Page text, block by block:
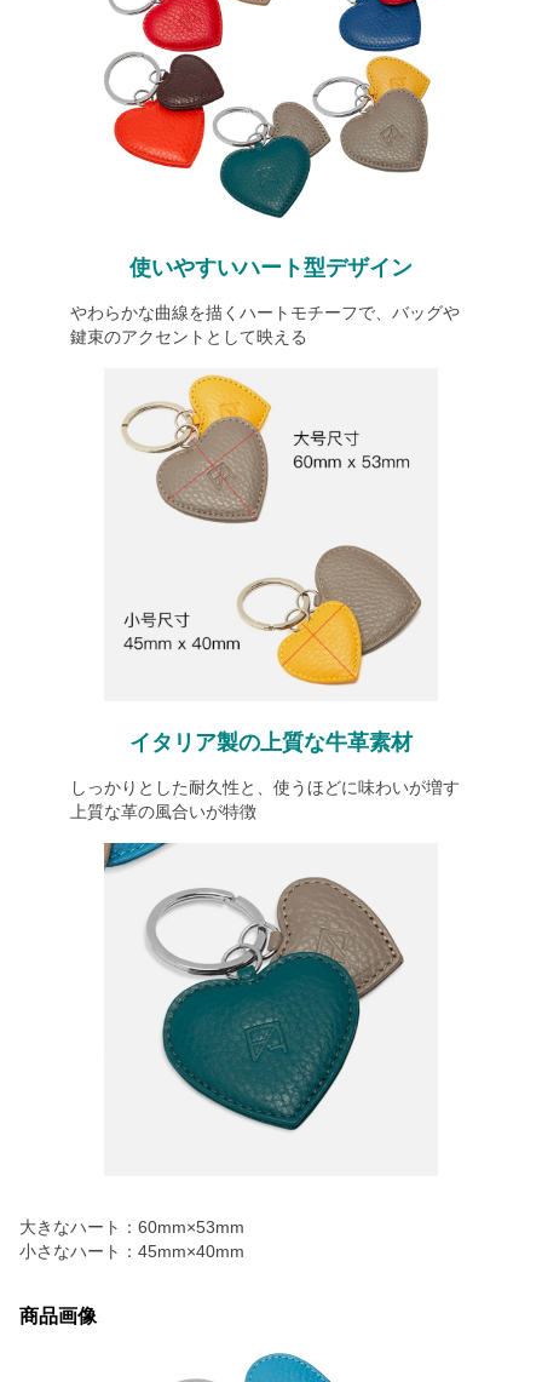
使いやすいハート型デザイン
やわらかな曲線を描くハートモチーフで、バッグや
鍵束のアクセントとして映える
イタリア製の上質な牛革素材
しっかりとした耐久性と、使うほどに味わいが増す
上質な革の風合いが特徴
大きなハート：60mm×53mm
小さなハート：45mm×40mm
商品画像